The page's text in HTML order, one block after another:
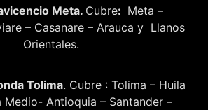
Meta. Cubre: Meta –
– Casanare – Arauca y Llanos
Orientales.
Tolima. Cubre : Tolima – Huila
Antioquia – Santander –